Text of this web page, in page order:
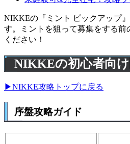
NIKKEの『ミント ピックアップ
す。ミントを狙って募集をする前
ください！
NIKKEの初心者向
▶NIKKE攻略トップに戻る
序盤攻略ガイド